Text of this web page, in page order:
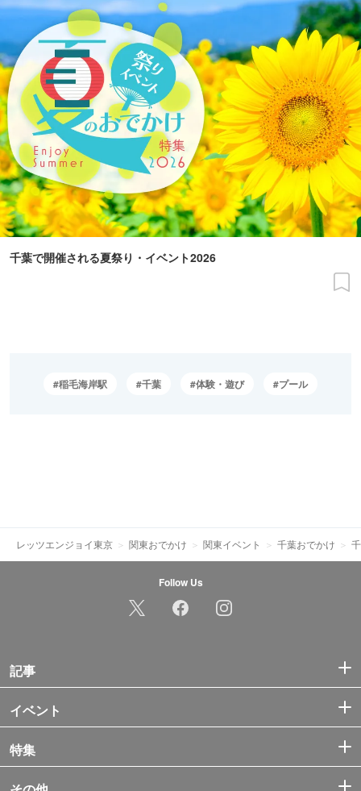
千葉で開催される夏祭り・イベント2026
稲毛海岸駅 千葉 体験・遊び プール
レッツエンジョイ東京 関東おでかけ 関東イベント 千葉おでかけ
Follow Us
記事
イベント
特集